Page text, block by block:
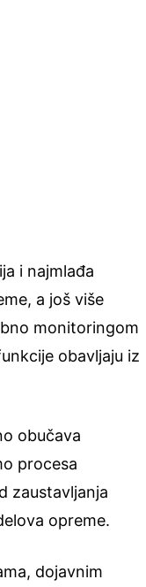
i najmlađa
a još više
monitoringom
obavljaju iz
obučava
procesa
zaustavljanja
opreme.
dojavnim